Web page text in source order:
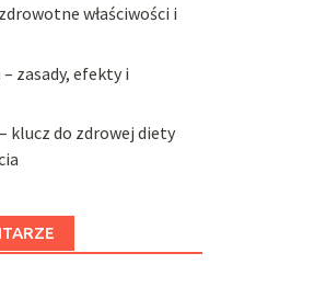
właściwości i
zasady, efekty i
klucz do zdrowej diety